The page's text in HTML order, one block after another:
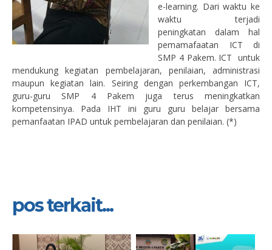
e-learning. Dari waktu ke
waktu terjadi
peningkatan dalam hal
pemamafaatan ICT di
SMP 4 Pakem. ICT untuk
mendukung kegiatan pembelajaran, penilaian, administrasi
maupun kegiatan lain. Seiring dengan perkembangan ICT,
guru-guru SMP 4 Pakem juga terus meningkatkan
kompetensinya. Pada IHT ini guru guru belajar bersama
pemanfaatan IPAD untuk pembelajaran dan penilaian. (*)
pos terkait...